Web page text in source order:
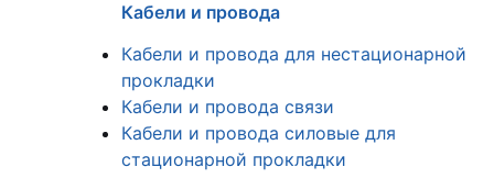
Кабели и провода
Кабели и провода для нестационарной
прокладки
Кабели и провода связи
Кабели и провода силовые для
стационарной прокладки